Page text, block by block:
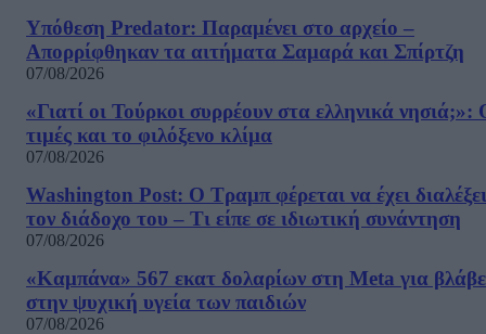
Υπόθεση Predator: Παραμένει στο αρχείο –
Απορρίφθηκαν τα αιτήματα Σαμαρά και Σπίρτζη
07/08/2026
«Γιατί οι Τούρκοι συρρέουν στα ελληνικά νησιά;»:
τιμές και το φιλόξενο κλίμα
07/08/2026
Washington Post: Ο Τραμπ φέρεται να έχει διαλέξει
τον διάδοχο του – Τι είπε σε ιδιωτική συνάντηση
07/08/2026
«Καμπάνα» 567 εκατ δολαρίων στη Meta για
στην ψυχική υγεία των παιδιών
07/08/2026